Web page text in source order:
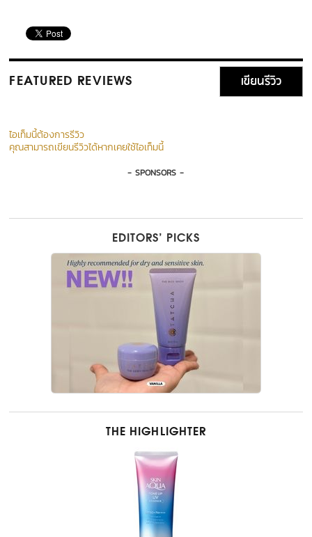
FEATURED REVIEWS เขียนรีวิว
ไอเท็มนี้ต้องการรีวิว
คุณสามารถเขียนรีวิวได้หากเคยใช้ไอเท็มนี้
- SPONSORS -
EDITORS’ PICKS
THE HIGHLIGHTER